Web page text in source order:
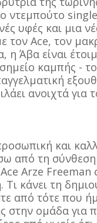
single
υφές και μια
τον Ace, τον
Άβα είναι
καμπής -
ανοιχτά για
και
από τη
Arze
Τι κάνει τη
από τότε που
στην ομάδα για